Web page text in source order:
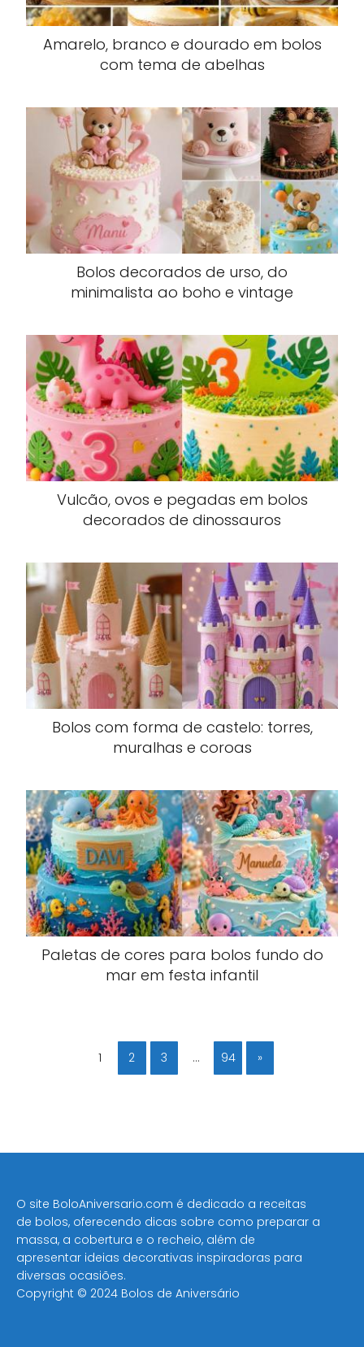
Amarelo, branco e dourado em bolos
com tema de abelhas
Bolos decorados de urso, do
minimalista ao boho e vintage
Vulcão, ovos e pegadas em bolos
decorados de dinossauros
Bolos com forma de castelo: torres,
muralhas e coroas
Paletas de cores para bolos fundo do
mar em festa infantil
1 2 3 … 94 »
O site BoloAniversario.com é dedicado a receitas
de bolos, oferecendo dicas sobre como preparar a
massa, a cobertura e o recheio, além de
apresentar ideias decorativas inspiradoras para
diversas ocasiões​.
Copyright © 2024 Bolos de Aniversário